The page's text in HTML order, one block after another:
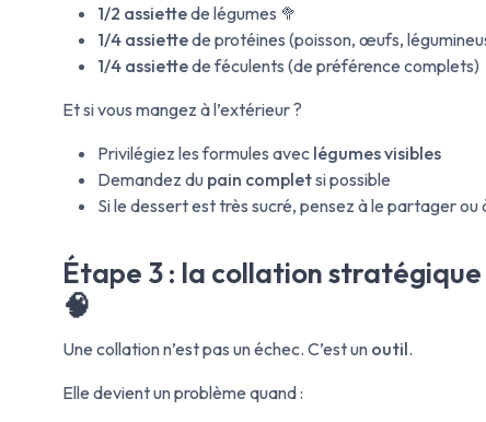
1/2 assiettede légumes 🥦
1/4 assiettede protéines (poisson, œufs,
1/4 assiettede féculents (de préférence complets)
Et si vous mangez à l’extérieur ?
Privilégiez les formules avec légumes visibles
Demandez du pain completsi possible
Si le dessert est très sucré, pensez à le partager
Étape 3 : la collation
🧠
Une collation n’est pas un échec. C’est un outil.
Elle devient un problème quand :